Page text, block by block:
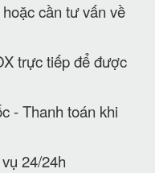
cần tư vấn về
trực tiếp để được
- Thanh toán khi
24/24h